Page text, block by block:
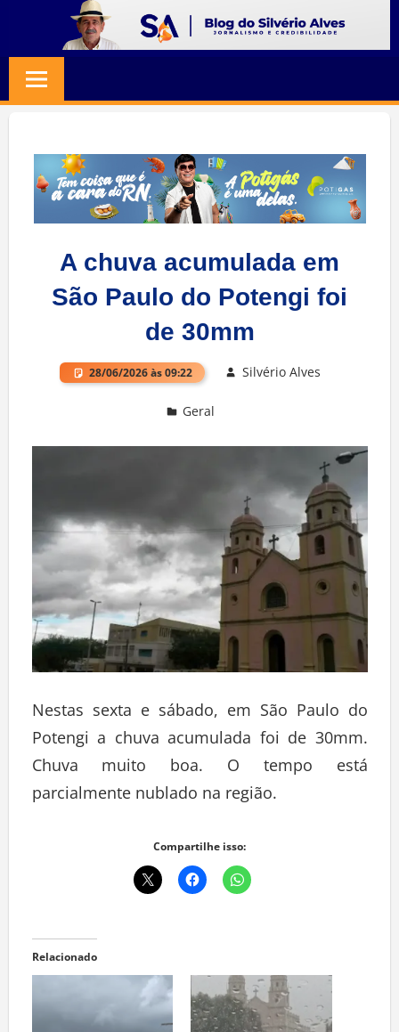
content
SILVERIO
ALVES
Jornalismo
Credibilidade
A chuva acumulada em
São Paulo do Potengi foi
de 30mm
28/06/2026 às 09:22 Silvério Alves
Geral
Nestas sexta e sábado, em São Paulo do
Potengi a chuva acumulada foi de 30mm.
Chuva muito boa. O tempo está
parcialmente nublado na região.
Compartilhe isso:
Relacionado